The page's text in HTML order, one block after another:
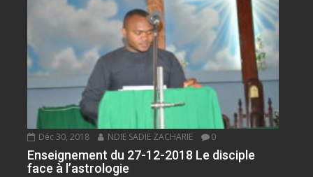
Déc 30, 2018 NDIE SADIE ZACHARIE 0
Enseignement du 27-12-2018 Le disciple
face à l’astrologie